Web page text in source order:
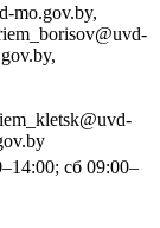
mo.gov.by,
сб 09:00–